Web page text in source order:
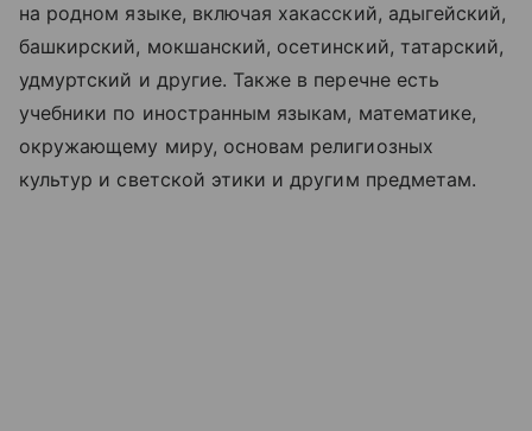
на родном языке, включая хакасский, адыгейский,
башкирский, мокшанский, осетинский, татарский,
удмуртский и другие. Также в перечне есть
учебники по иностранным языкам, математике,
окружающему миру, основам религиозных
культур и светской этики и другим предметам.